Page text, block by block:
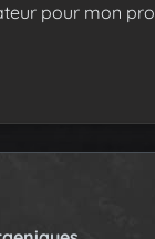
pour mon